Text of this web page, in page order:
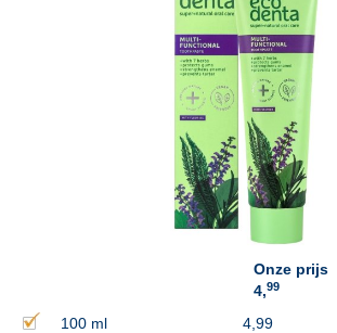
Onze prijs
4,99
100 ml 4,99